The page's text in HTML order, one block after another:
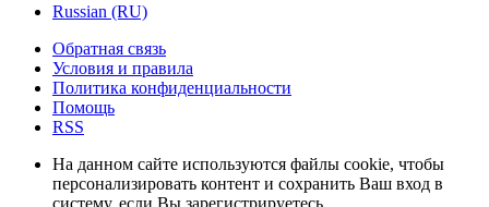
Russian (RU)
Обратная связь
Условия и правила
Политика конфиденциальности
Помощь
RSS
На данном сайте используются файлы cookie, чтобы
персонализировать контент и сохранить Ваш вход в
систему, если Вы зарегистрируетесь.